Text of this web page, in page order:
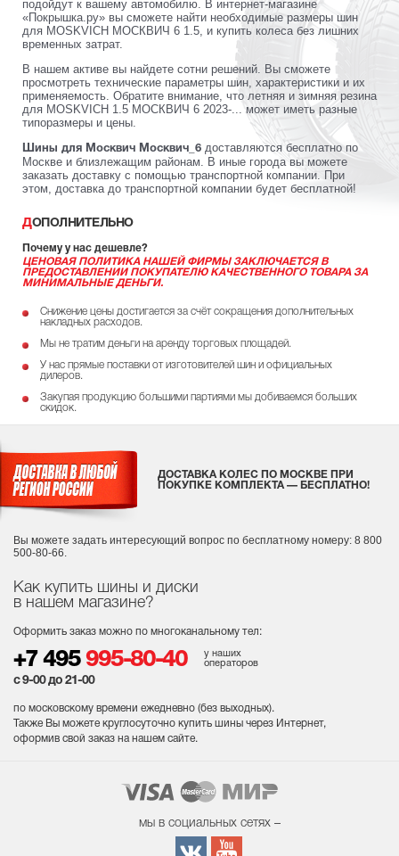
подойдут к вашему автомобилю. В интернет-магазине
«Покрышка.ру» вы сможете найти необходимые размеры шин
для MOSKVICH МОСКВИЧ 6 1.5, и купить колеса без лишних
временных затрат.
В нашем активе вы найдете сотни решений. Вы сможете
просмотреть технические параметры шин, характеристики и их
применяемость. Обратите внимание, что летняя и зимняя резина
для MOSKVICH 1.5 МОСКВИЧ 6 2023-... может иметь разные
типоразмеры и цены.
Шины для Москвич Москвич_6 доставляются бесплатно по
Москве и близлежащим районам. В иные города вы можете
заказать доставку с помощью транспортной компании. При
этом, доставка до транспортной компании будет бесплатной!
ДОПОЛНИТЕЛЬНО
Почему у нас дешевле?
ЦЕНОВАЯ ПОЛИТИКА НАШЕЙ ФИРМЫ ЗАКЛЮЧАЕТСЯ В
ПРЕДОСТАВЛЕНИИ ПОКУПАТЕЛЮ КАЧЕСТВЕННОГО ТОВАРА ЗА
МИНИМАЛЬНЫЕ ДЕНЬГИ.
Снижение цены достигается за счёт сокращения дополнительных
накладных расходов.
Мы не тратим деньги на аренду торговых площадей.
У нас прямые поставки от изготовителей шин и официальных
дилеров.
Закупая продукцию большими партиями мы добиваемся больших
скидок.
Как купить шины и диски
в нашем магазине?
Оформить заказ можно по многоканальному тел:
+7 495 995-80-40
у наших
операторов
с 9-00 до 21-00
по московскому времени ежедневно (без выходных).
Также Вы можете круглосуточно купить шины через Интернет,
оформив свой заказ на нашем сайте.
ДОСТАВКА КОЛЕС ПО МОСКВЕ ПРИ
ПОКУПКЕ КОМПЛЕКТА — БЕСПЛАТНО!
Вы можете задать интересующий вопрос по бесплатному номеру: 8 800
500-80-66.
мы в социальных сетях –